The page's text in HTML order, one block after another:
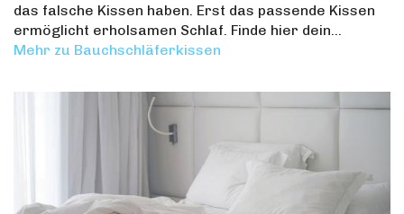
das falsche Kissen haben. Erst das passende Kissen
ermöglicht erholsamen Schlaf. Finde hier dein…
Mehr zu Bauchschläferkissen